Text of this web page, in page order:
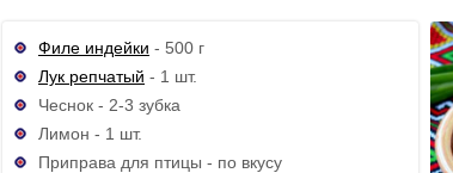
Филе индейки - 500 г
Лук репчатый - 1 шт.
Чеснок - 2-3 зубка
Лимон - 1 шт.
Приправа для птицы - по вкусу